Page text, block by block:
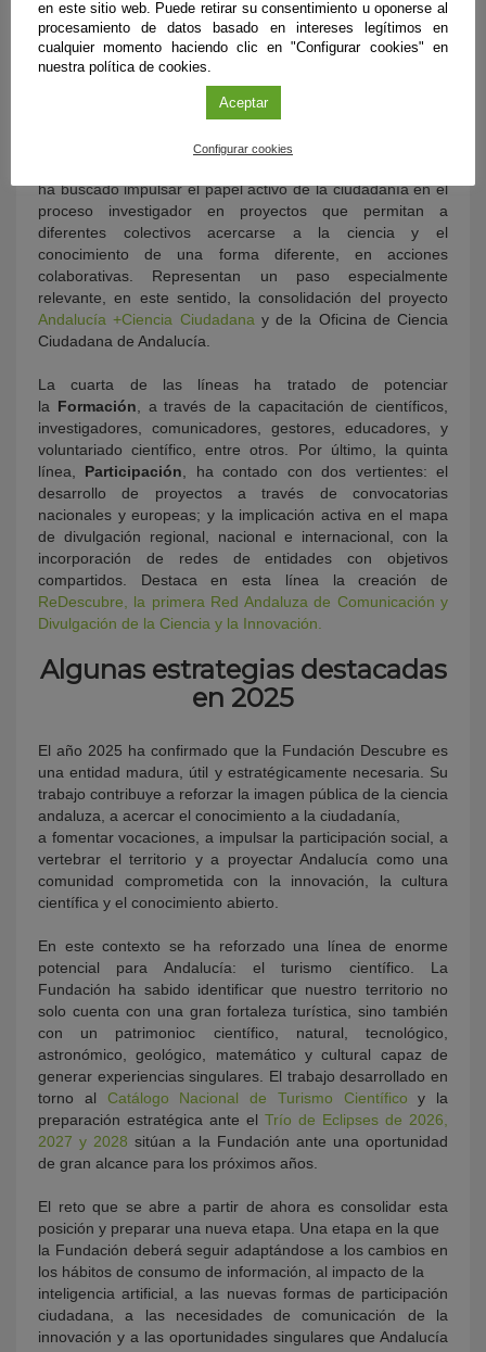
Café con Ciencia, la Feria de la Ciencia de Sevilla,Ciencia
al Fresquitoo las actividades vinculadas a efemérides
científicas muestran la capacidad de Andalucía para
movilizar conocimiento, instituciones, personal investigador,
profesorado, estudiantes, familias y entidades locales en
ha buscado impulsar el papel activo de la ciudadanía en el
proceso investigador en proyectos que permitan a
diferentes colectivos acercarse a la ciencia y el
conocimiento de una forma diferente, en acciones
colaborativas. Representan un paso especialmente
relevante, en este sentido, la consolidación del proyecto
Andalucía +Ciencia Ciudadana y de la Oficina de Ciencia
Ciudadana de Andalucía.
La cuarta de las líneas ha tratado de potenciar
la Formación , a través de la capacitación de científicos,
investigadores, comunicadores, gestores, educadores, y
voluntariado científico, entre otros. Por último, la quinta
línea, Participación , ha contado con dos vertientes: el
desarrollo de proyectos a través de convocatorias
nacionales y europeas; y la implicación activa en el mapa
de divulgación regional, nacional e internacional, con la
incorporación de redes de entidades con objetivos
compartidos. Destaca en esta línea la creación de
ReDescubre, la primera Red Andaluza de Comunicación y
Divulgación de la Ciencia y la Innovación.
Algunas estrategias destacadas
en 2025
El año 2025 ha confirmado que la Fundación Descubre es
una entidad madura, útil y estratégicamente necesaria. Su
trabajo contribuye a reforzar la imagen pública de la ciencia
andaluza, a acercar el conocimiento a la ciudadanía,
a fomentar vocaciones, a impulsar la participación social, a
vertebrar el territorio y a proyectar Andalucía como una
comunidad comprometida con la innovación, la cultura
científica y el conocimiento abierto.
En este contexto se ha reforzado una línea de enorme
potencial para Andalucía: el turismo científico. La
Fundación ha sabido identificar que nuestro territorio no
solo cuenta con una gran fortaleza turística, sino también
con un patrimonioc científico, natural, tecnológico,
astronómico, geológico, matemático y cultural capaz de
generar experiencias singulares. El trabajo desarrollado en
torno al Catálogo Nacional de Turismo Científico y la
preparación estratégica ante el Trío de Eclipses de 2026,
2027 y 2028 sitúan a la Fundación ante una oportunidad
de gran alcance para los próximos años.
El reto que se abre a partir de ahora es consolidar esta
posición y preparar una nueva etapa. Una etapa en la que
la Fundación deberá seguir adaptándose a los cambios en
los hábitos de consumo de información, al impacto de la
inteligencia artificial, a las nuevas formas de participación
ciudadana, a las necesidades de comunicación de la
innovación y a las oportunidades singulares que Andalucía
en este sitio web. Puede retirar su consentimiento u oponerse al
procesamiento de datos basado en intereses legítimos en
cualquier momento haciendo clic en "Configurar cookies" en
nuestra política de cookies.
Aceptar
Configurar cookies